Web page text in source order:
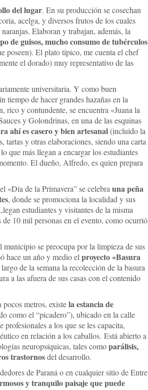
del lugar. En su producción se cosechan
acelga, y diversos frutos de los cuales
Elaboran y trabajan, además, la
de guisos, mucho consumo de tubérculos
poseen). El plato típico, me cuenta el chef
el dorado) muy representativo de las
universitaria. Y como buen
tiempo de hacer grandes hazañas en la
rico y contundente, se encuentra «Juana la
y Golondrinas, en una de las esquinas
ahí es casero y bien artesanal(incluido la
y otras elaboraciones, siendo una carta
que más llegan a encargar los estudiantes
El dueño, Alfredo, es quien prepara
«Día de la Primavera” se celebra una peña
, donde se promociona la localidad y sus
estudiantes y visitantes de la misma
10 mil personas en el evento, como ocurrió
municipio se preocupa por la limpieza de sus
hace un año y medio el proyecto «Basura
de la semana la recolección de la basura
a las afuera de sus casas con el contenido
metros, existela estancia de
como el “picadero”), ubicado en la calle
a los que se les capacita,
en relación a los caballos. Está abierto a
neuropsíquicas, tales comoparálisis,
trastornosdel desarrollo.
de Paraná o en cualquier sitio de Entre
y tranquilo paisaje que puede